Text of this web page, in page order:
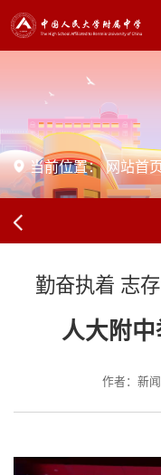
当前位置： 网站首
勤奋执着 志
人大附
作者：新